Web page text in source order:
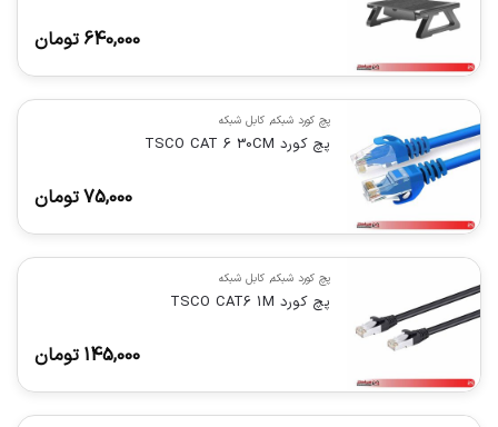
640,000 تومان
پچ کورد شبکه, کابل شبکه
پچ کورد TSCO CAT 6 30CM
75,000تومان
پچ کورد شبکه, کابل شبکه
پچ کورد TSCO CAT6 1M
145,000 تومان